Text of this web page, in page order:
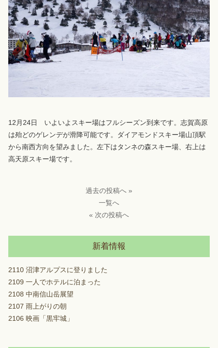
12月24日 いよいよスキー場はフルシーズン到来です。志賀高原
は殆どのゲレンデが滑降可能です。ダイアモンドスキー場山頂駅
から南西方向を望みました。左下はタンネの森スキー場、右上は
高天原スキー場です。
過去の投稿へ »
一覧へ
« 次の投稿へ
新着情報
2110 沼津アルプスに登りました
2109 一人でホテルに泊まった
2108 中南信山岳展望
2107 雨上がりの朝
2106 映画「黒牢城」